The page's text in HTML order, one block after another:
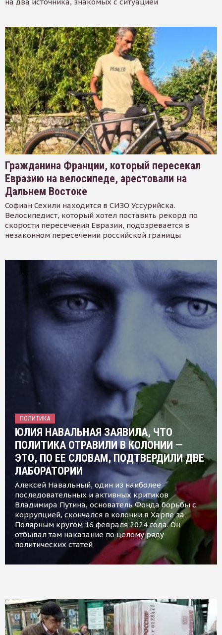
Гражданина Франции, который пересекал
Евразию на велосипеде, арестовали на
Дальнем Востоке
Софиан Сехили находится в СИЗО Уссурийска.
Велосипедист, который хотел поставить рекорд по
скорости пересечения Евразии, подозревается в
незаконном пересечении российской границы
ПОЛИТИКА
ЮЛИЯ НАВАЛЬНАЯ ЗАЯВИЛА, ЧТО
ПОЛИТИКА ОТРАВИЛИ В КОЛОНИИ —
ЭТО, ПО ЕЕ СЛОВАМ, ПОДТВЕРДИЛИ ДВЕ
ЛАБОРАТОРИИ
Алексей Навальный, один из наиболее
последовательных и активных критиков
Владимира Путина, основатель Фонда борьбы с
коррупцией, скончался в колонии в Харпе за
Полярным кругом 16 февраля 2024 года. Он
отбывал там наказание по целому ряду
политических статей